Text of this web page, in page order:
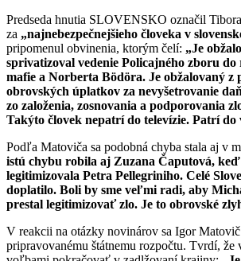
Predseda hnutia SLOVENSKO označil
za „najnebezpečnejšieho človeka v
pripomenul obvinenia, ktorým čelí: „Je
sprivatizoval vedenie Policajného zboru
mafie a Norberta Bödöra. Je obžalovaný z
obrovských úplatkov za nevyšetrovanie
zo založenia, zosnovania a podporovania
Takýto človek nepatrí do televízie. Patrí do
Podľa Matoviča sa podobná chyba stala aj v
istú chybu robila aj Zuzana Čaputová,
legitimizovala Petra Pellegriniho. Celé
doplatilo. Boli by sme veľmi radi, aby
prestal legitimizovať zlo. Je to obrovské
V reakcii na otázky novinárov sa Igor
pripravovanému štátnemu rozpočtu. Tvrdí, že